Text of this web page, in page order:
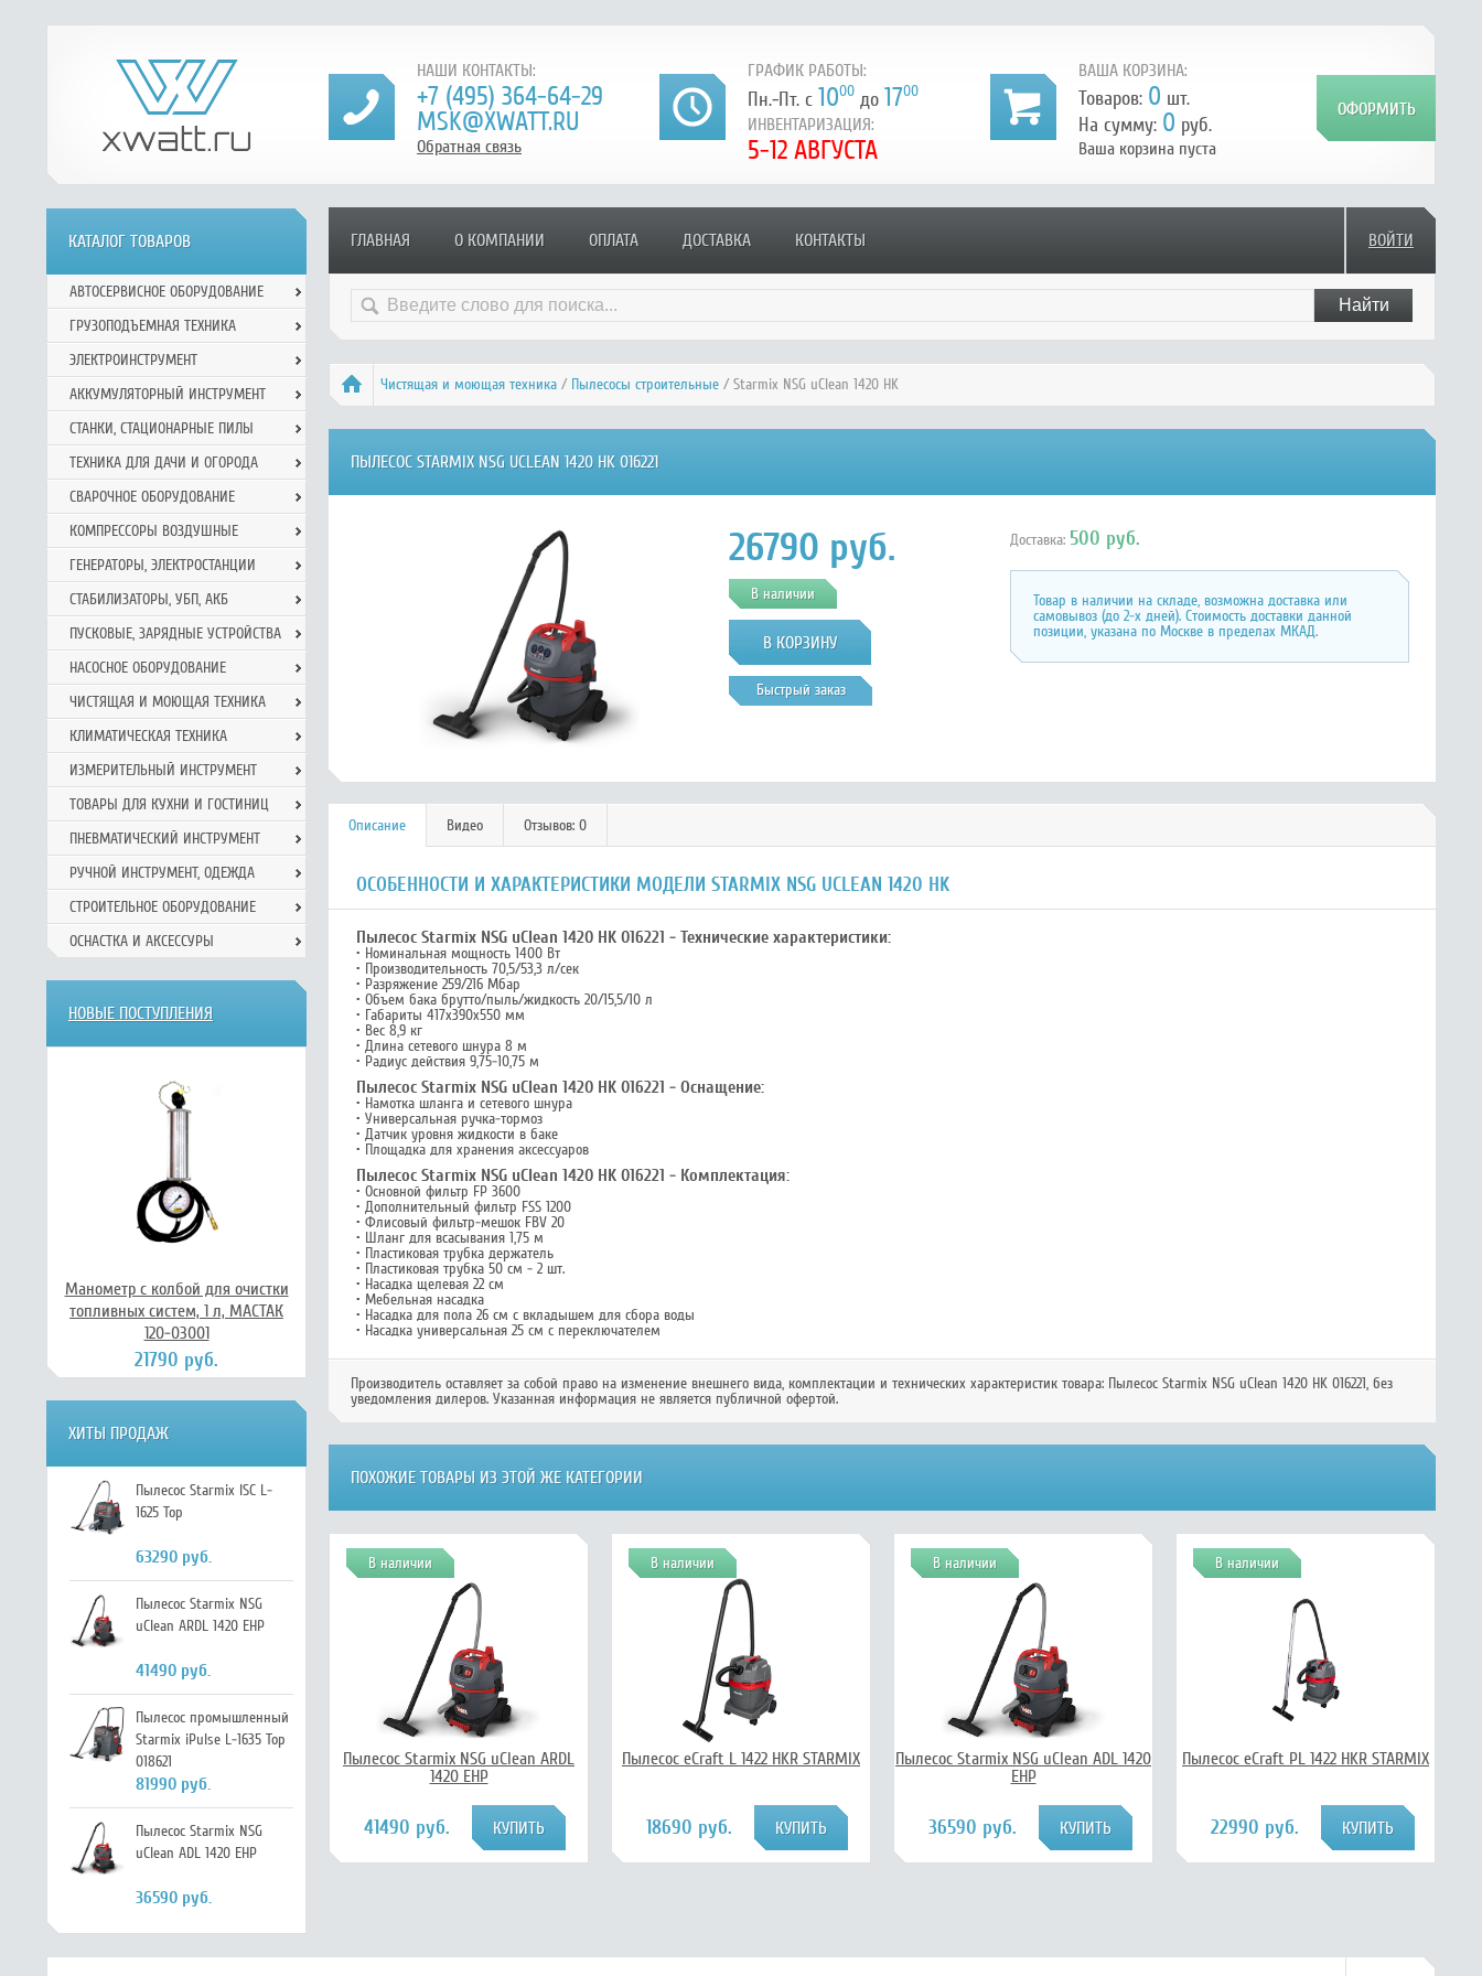
НАШИ КОНТАКТЫ:
+7 (495) 364-64-29
MSK@XWATT.RU
Обратная связь
ГРАФИК РАБОТЫ:
Пн.-Пт. с 1000 до 1700
ИНВЕНТАРИЗАЦИЯ:
5-12 АВГУСТА
ВАША КОРЗИНА:
Товаров: 0 шт.
На сумму: 0 руб.
Ваша корзина пуста
ГЛАВНАЯ О КОМПАНИИ ОПЛАТА ДОСТАВКА КОНТАКТЫ ВОЙТИ
Чистящая и моющая техника / Пылесосы строительные / Starmix NSG uClean 1420 HK
ПЫЛЕСОС STARMIX NSG UCLEAN 1420 HK 016221
26790 руб.
В наличии
Быстрый заказ
Доставка: 500 руб.
Товар в наличии на складе, возможна доставка или
самовывоз (до 2-х дней). Стоимость доставки данной
позиции, указана по Москве в пределах МКАД.
Описание Видео Отзывов: 0
ОСОБЕННОСТИ И ХАРАКТЕРИСТИКИ МОДЕЛИ STARMIX NSG UCLEAN 1420 HK
Пылесос Starmix NSG uClean 1420 HK 016221 - Технические характеристики:
• Номинальная мощность 1400 Вт
• Производительность 70,5/53,3 л/сек
• Разряжение 259/216 Мбар
• Объем бака брутто/пыль/жидкость 20/15,5/10 л
• Габариты 417х390х550 мм
• Вес 8,9 кг
• Длина сетевого шнура 8 м
• Радиус действия 9,75-10,75 м
Пылесос Starmix NSG uClean 1420 HK 016221 - Оснащение:
• Намотка шланга и сетевого шнура
• Универсальная ручка-тормоз
• Датчик уровня жидкости в баке
• Площадка для хранения аксессуаров
Пылесос Starmix NSG uClean 1420 HK 016221 - Комплектация:
• Основной фильтр FP 3600
• Дополнительный фильтр FSS 1200
• Флисовый фильтр-мешок FBV 20
• Шланг для всасывания 1,75 м
• Пластиковая трубка держатель
• Пластиковая трубка 50 см - 2 шт.
• Насадка щелевая 22 см
• Мебельная насадка
• Насадка для пола 26 см с вкладышем для сбора воды
• Насадка универсальная 25 см с переключателем
Производитель оставляет за собой право на изменение внешнего вида, комплектации и технических характеристик товара: Пылесос Starmix NSG uClean 1420 HK 016221, без
уведомления дилеров. Указанная информация не является публичной офертой.
ПОХОЖИЕ ТОВАРЫ ИЗ ЭТОЙ ЖЕ КАТЕГОРИИ
В наличии
Пылесос Starmix NSG uClean ARDL
1420 EHP
41490 руб.
В наличии
Пылесос eCraft L 1422 HKR STARMIX
18690 руб.
В наличии
Пылесос Starmix NSG uClean ADL 1420
EHP
36590 руб.
В наличии
Пылесос eCraft PL 1422 HKR STARMIX
22990 руб.
КАТАЛОГ ТОВАРОВ
АВТОСЕРВИСНОЕ ОБОРУДОВАНИЕ
ГРУЗОПОДЪЕМНАЯ ТЕХНИКА
ЭЛЕКТРОИНСТРУМЕНТ
АККУМУЛЯТОРНЫЙ ИНСТРУМЕНТ
СТАНКИ, СТАЦИОНАРНЫЕ ПИЛЫ
ТЕХНИКА ДЛЯ ДАЧИ И ОГОРОДА
СВАРОЧНОЕ ОБОРУДОВАНИЕ
КОМПРЕССОРЫ ВОЗДУШНЫЕ
ГЕНЕРАТОРЫ, ЭЛЕКТРОСТАНЦИИ
СТАБИЛИЗАТОРЫ, УБП, АКБ
ПУСКОВЫЕ, ЗАРЯДНЫЕ УСТРОЙСТВА
НАСОСНОЕ ОБОРУДОВАНИЕ
ЧИСТЯЩАЯ И МОЮЩАЯ ТЕХНИКА
КЛИМАТИЧЕСКАЯ ТЕХНИКА
ИЗМЕРИТЕЛЬНЫЙ ИНСТРУМЕНТ
ТОВАРЫ ДЛЯ КУХНИ И ГОСТИНИЦ
ПНЕВМАТИЧЕСКИЙ ИНСТРУМЕНТ
РУЧНОЙ ИНCТРУМЕНТ, ОДЕЖДА
СТРОИТЕЛЬНОЕ ОБОРУДОВАНИЕ
ОСНАСТКА И АКСЕССУРЫ
НОВЫЕ ПОСТУПЛЕНИЯ
Манометр с колбой для очистки
топливных систем, 1 л, МАСТАК
120-03001
21790 руб.
ХИТЫ ПРОДАЖ
Пылесос Starmix ISC L-
1625 Top
63290 руб.
Пылесос Starmix NSG
uClean ARDL 1420 EHP
41490 руб.
Пылесос промышленный
Starmix iPulse L-1635 Top
018621
81990 руб.
Пылесос Starmix NSG
uClean ADL 1420 EHP
36590 руб.